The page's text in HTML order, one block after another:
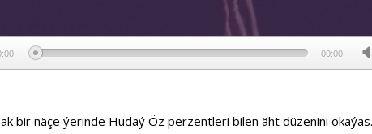
00:00
bir näçe ýerinde Hudaý Öz perzentleri bilen äht düzenini